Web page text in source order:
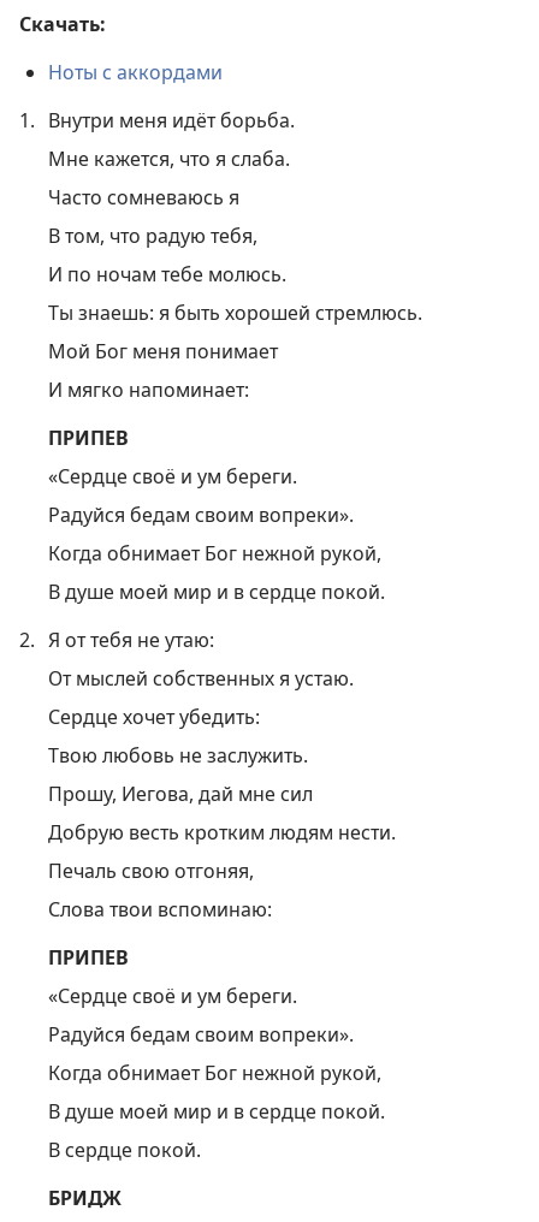
Скачать:
Ноты с аккордами
1. Внутри меня идёт борьба.
Мне кажется, что я слаба.
Часто сомневаюсь я
В том, что радую тебя,
И по ночам тебе молюсь.
Ты знаешь: я быть хорошей стремлюсь.
Мой Бог меня понимает
И мягко напоминает:
ПРИПЕВ
«Сердце своё и ум береги.
Радуйся бедам своим вопреки».
Когда обнимает Бог нежной рукой,
В душе моей мир и в сердце покой.
2. Я от тебя не утаю:
От мыслей собственных я устаю.
Сердце хочет убедить:
Твою любовь не заслужить.
Прошу, Иегова, дай мне сил
Добрую весть кротким людям нести.
Печаль свою отгоняя,
Слова твои вспоминаю:
ПРИПЕВ
«Сердце своё и ум береги.
Радуйся бедам своим вопреки».
Когда обнимает Бог нежной рукой,
В душе моей мир и в сердце покой.
В сердце покой.
БРИДЖ